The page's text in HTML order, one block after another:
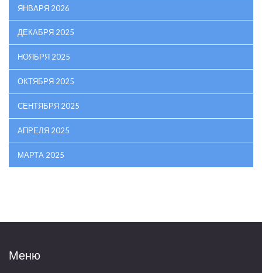
ЯНВАРЯ 2026
ДЕКАБРЯ 2025
НОЯБРЯ 2025
ОКТЯБРЯ 2025
СЕНТЯБРЯ 2025
АПРЕЛЯ 2025
МАРТА 2025
Меню